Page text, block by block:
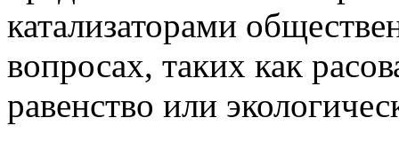
катализаторами
вопросах, таких как
равенство или